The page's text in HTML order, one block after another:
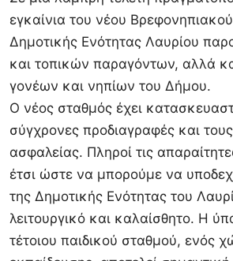
‬εγκαίνια‭ ‬του‭ ‬νέου‭
‬Δημοτικής‭ ‬Ενότητας‭ ‬Λαυρίου‭
‬και‭ ‬τοπικών‭ ‬παραγόντων,‭ ‬αλλά‭
‬γονέων‭ ‬και‭ ‬νηπίων‭ ‬του‭ ‬Δήμου.‭
Ο‭ ‬νέος‭ ‬σταθμός‭ ‬έχει‭
‬σύγχρονες‭ ‬προδιαγραφές‭ ‬και‭
‬ασφαλείας.‭ ‬Πληροί‭ ‬τις‭
‬έτσι‭ ‬ώστε‭ ‬να‭ ‬μπορούμε‭ ‬να‭
‬της‭ ‬Δημοτικής‭ ‬Ενότητας‭ ‬του‭
‬λειτουργικό‭ ‬και‭ ‬καλαίσθητο.‭ ‬Η‭
‬τέτοιου‭ ‬παιδικού‭ ‬σταθμού,‭ ‬ενός‭